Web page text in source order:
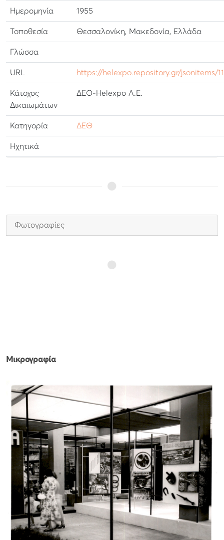
Ημερομηνία 1955
Τοποθεσία Θεσσαλονίκη, Μακεδονία, Ελλάδα
Γλώσσα
URL https://helexpo.repository.gr/jsonitems/
Κάτοχος
Δικαιωμάτων
ΔΕΘ-Helexpo Α.Ε.
Κατηγορία ΔΕΘ
Ηχητικά
Φωτογραφίες
Μικρογραφία